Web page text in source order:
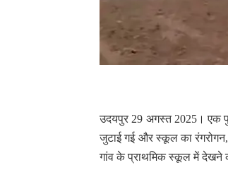
उदयपुर 29 अगस्त 2025। एक
जुटाई गई और स्कूल का
गांव के प्राथमिक स्कूल में देखने